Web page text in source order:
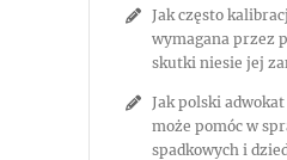
Jak często
wymagana przez
skutki niesie jej
Jak polski adwokat
może pomóc w
spadkowych i